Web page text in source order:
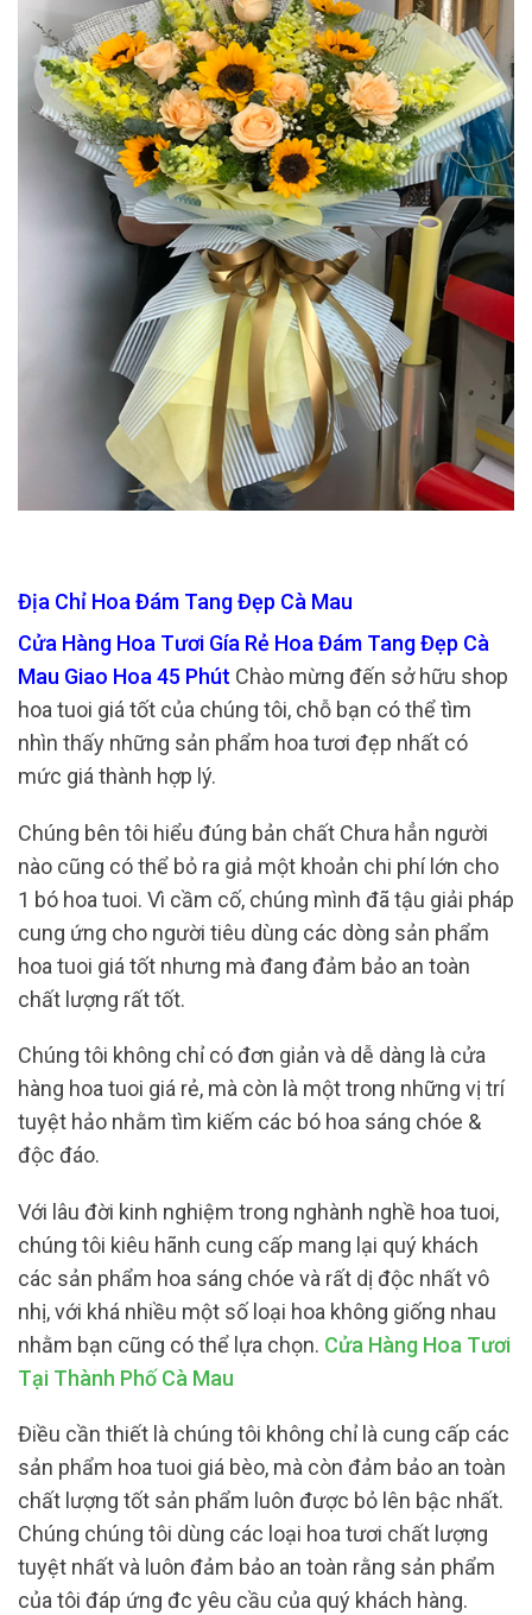
Địa Chỉ Hoa Đám Tang Đẹp Cà Mau
Cửa Hàng Hoa Tươi Gía Rẻ Hoa Đám Tang Đẹp Cà
Mau Giao Hoa 45 Phút Chào mừng đến sở hữu shop
hoa tuoi giá tốt của chúng tôi, chỗ bạn có thể tìm
nhìn thấy những sản phẩm hoa tươi đẹp nhất có
mức giá thành hợp lý.
Chúng bên tôi hiểu đúng bản chất Chưa hẳn người
nào cũng có thể bỏ ra giả một khoản chi phí lớn cho
1 bó hoa tuoi. Vì cầm cố, chúng mình đã tậu giải pháp
cung ứng cho người tiêu dùng các dòng sản phẩm
hoa tuoi giá tốt nhưng mà đang đảm bảo an toàn
chất lượng rất tốt.
Chúng tôi không chỉ có đơn giản và dễ dàng là cửa
hàng hoa tuoi giá rẻ, mà còn là một trong những vị trí
tuyệt hảo nhằm tìm kiếm các bó hoa sáng chóe &
độc đáo.
Với lâu đời kinh nghiệm trong nghành nghề hoa tuoi,
chúng tôi kiêu hãnh cung cấp mang lại quý khách
các sản phẩm hoa sáng chóe và rất dị độc nhất vô
nhị, với khá nhiều một số loại hoa không giống nhau
nhằm bạn cũng có thể lựa chọn. Cửa Hàng Hoa Tươi
Tại Thành Phố Cà Mau
Điều cần thiết là chúng tôi không chỉ là cung cấp các
sản phẩm hoa tuoi giá bèo, mà còn đảm bảo an toàn
chất lượng tốt sản phẩm luôn được bỏ lên bậc nhất.
Chúng chúng tôi dùng các loại hoa tươi chất lượng
tuyệt nhất và luôn đảm bảo an toàn rằng sản phẩm
của tôi đáp ứng đc yêu cầu của quý khách hàng.